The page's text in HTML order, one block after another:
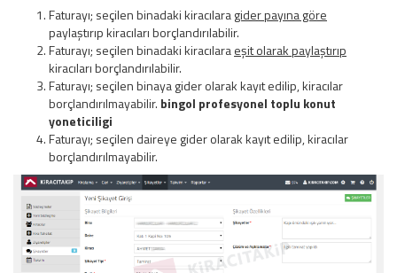
Faturayı; seçilen binadaki kiracılaragider payına göre
paylaştırıp kiracıları borçlandırılabilir.
Faturayı; seçilen binadaki kiracılaraeşit olarak paylaştırıp
kiracıları borçlandırılabilir.
Faturayı; seçilen binaya gider olarak kayıt edilip, kiracılar
borçlandırılmayabilir. bingol profesyonel toplu konut
yoneticiligi
Faturayı; seçilen daireye gider olarak kayıt edilip, kiracılar
borçlandırılmayabilir.